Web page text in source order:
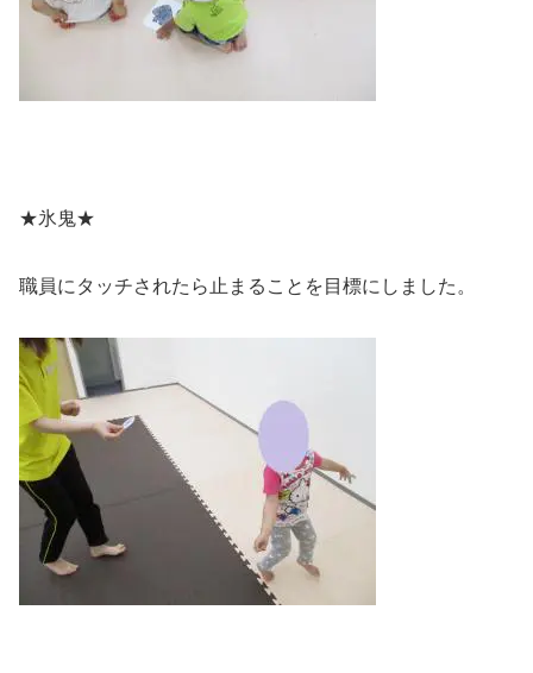
★氷鬼★
職員にタッチされたら止まることを目標にしました。